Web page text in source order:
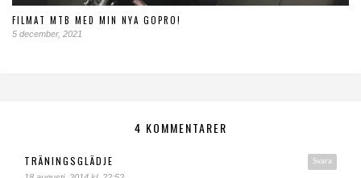
FILMAT MTB MED MIN NYA GOPRO!
5 december, 2021
4 KOMMENTARER
Svara
TRÄNINGSGLÄDJE